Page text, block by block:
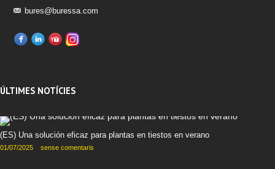
bures@buressa.com
ÚLTIMES NOTÍCIES
(ES) Una solución eficaz para plantas en tiestos en verano
01/07/2025 sense comentaris